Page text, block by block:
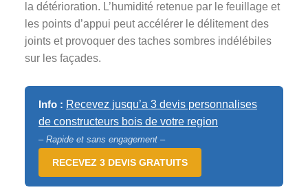
la détérioration. L’humidité retenue par le feuillage et
les points d’appui peut accélérer le délitement des
joints et provoquer des taches sombres indélébiles
sur les façades.
Info : Recevez jusqu’a 3 devis personnalises
de constructeurs bois de votre region
– Rapide et sans engagement –
RECEVEZ 3 DEVIS GRATUITS